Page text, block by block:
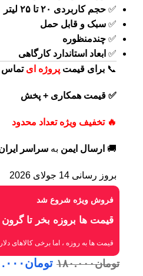
✅ حجم کاربردی ۲۰ تا ۲۵ لیتر
✅ سبک و قابل حمل
✅ چندمنظوره
✅ ابعاد استاندارد کارگاهی
📞 برای قیمت پروژه ای تماس
✅ قیمت همکاری + پخش
🔥 تخفیف ویژه تعداد محدود
🚚 ارسال ایمن به سراسر
بروز رسانی 14 جولای 2026
فروش ویژه شروع شد
قیمت ها بروزه بخر تا
قیمت ها به روزه ، اما برخی کالاهای
تومان۱۸۰.۰۰۰ تومان